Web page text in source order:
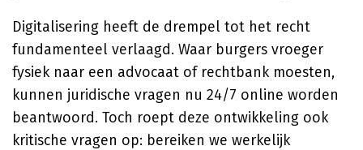
Digitalisering heeft de drempel tot het recht
fundamenteel verlaagd. Waar burgers vroeger
fysiek naar een advocaat of rechtbank moesten,
kunnen juridische vragen nu 24/7 online worden
beantwoord. Toch roept deze ontwikkeling ook
kritische vragen op: bereiken we werkelijk